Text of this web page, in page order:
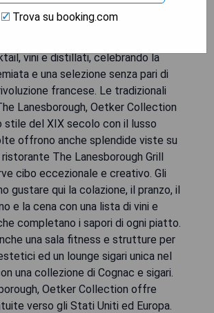
Club & Spa, che include
fitness, il benessere e la spa. Il Bar
vini e distillati, celebrando la
e una selezione senza pari di
francese. Le tradizionali
Lanesborough, Oetker Collection
stile del XIX secolo con il lusso
offrono anche splendide viste su
The Lanesborough Grill
cibo eccezionale e creativo. Gli
gustare qui la colazione, il pranzo, il
e la cena con una lista di vini e
completano i sapori di ogni piatto.
una sala fitness e strutture per
ed un lounge sigari unica nel
una collezione di Cognac e sigari.
Oetker Collection offre
verso gli Stati Uniti ed Europa.
Trova su booking.com